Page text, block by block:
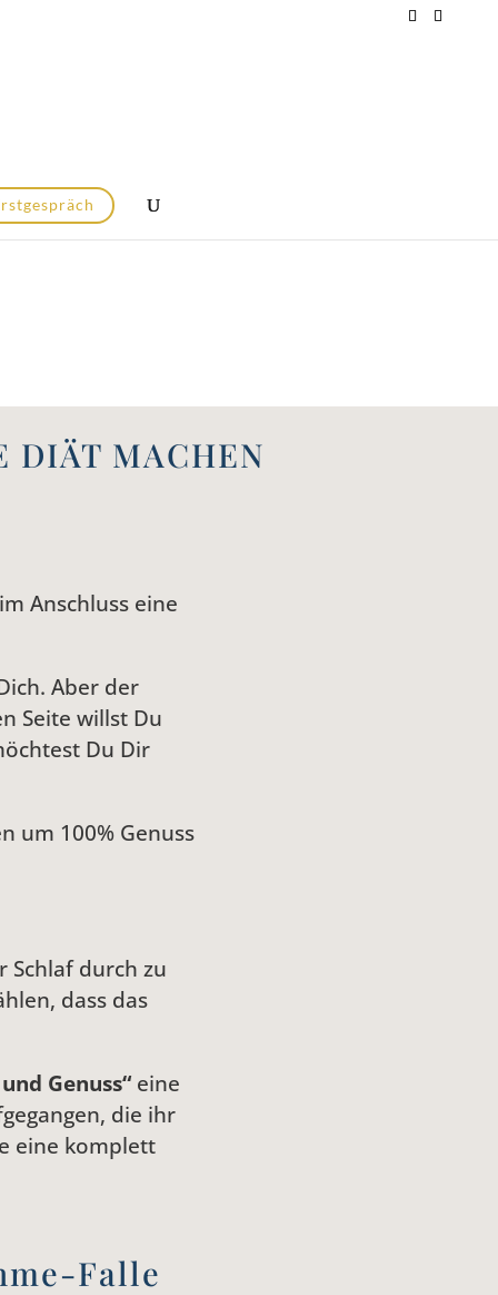
DIÄT MACHEN
Anschluss eine
Aber der
Seite willst Du
Du Dir
um 100% Genuss
Schlaf durch zu
dass das
Genuss“ eine
die ihr
eine komplett
Falle